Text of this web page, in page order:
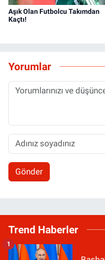
Aşık Olan Futbolcu Takımdan
Kaçtı!
Yorumlar
Gönder
Trend Haberler
1